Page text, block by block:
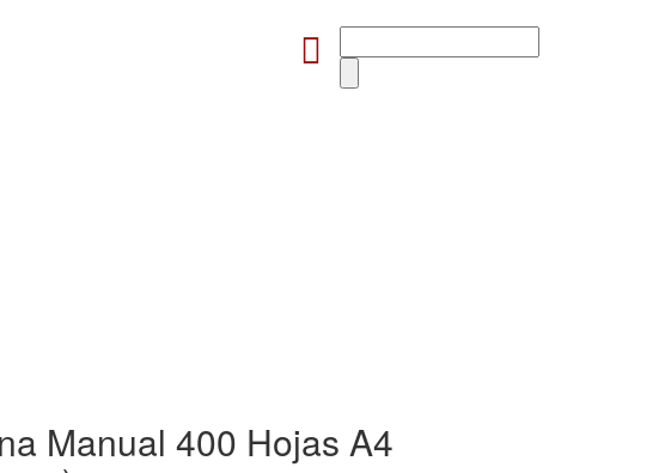
Manual 400 Hojas A4